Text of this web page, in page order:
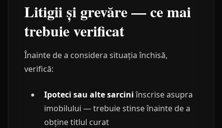
Litigii și grevăre — ce mai
trebuie verificat
Înainte de a considera situația închisă,
verifică:
Ipoteci sau alte sarciniînscrise asupra
imobilului — trebuie stinse înainte de a
obține titlul curat